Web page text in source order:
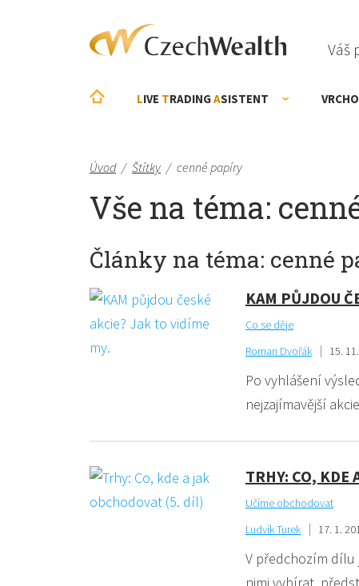
Váš
LIVE TRADINGASISTENT
Úvod / Štítky / cenné papíry
Vše na téma:
Články na téma: cenné
KAM PŮJDOU
Co se děje
Roman Dvořák
15.
Po vyhlášení
nejzajímavější
TRHY: CO, KDE
Učíme obchodovat
Ludvík Turek
17. 1.
V předchozím dílu